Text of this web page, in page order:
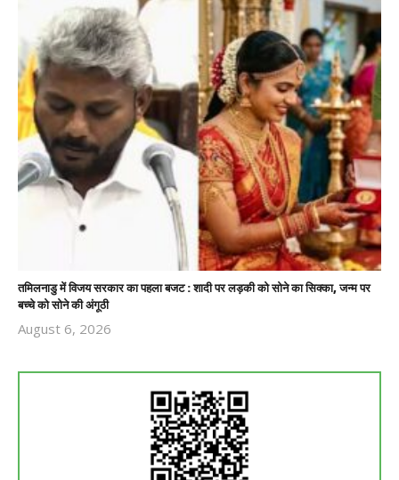
तमिलनाडु में विजय सरकार का पहला बजट : शादी पर लड़की को सोने का सिक्का, जन्म पर
बच्चे को सोने की अंगूठी
August 6, 2026